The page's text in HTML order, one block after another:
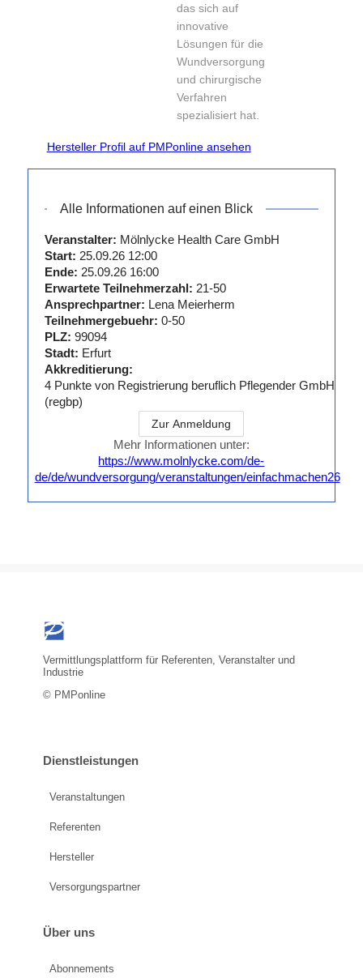
das sich auf
innovative
Lösungen für die
Wundversorgung
und chirurgische
Verfahren
spezialisiert hat.
und Lösungen
tragen zu
Behandlungsergebnissen
von klinischen
Nachweisen
gestützt. Alles
was wir tun,
Medizinische
unterstützen, ihr
Bestes zu geben
um somit eine
bestmögliche
Patienten zu
Hersteller Profil auf PMPonline ansehen
Alle Informationen auf einen Blick
Veranstalter: Mölnlycke Health Care GmbH
Start: 25.09.26 12:00
Ende: 25.09.26 16:00
Erwartete Teilnehmerzahl: 21-50
Ansprechpartner: Lena Meierherm
Teilnehmergebuehr: 0-50
PLZ: 99094
Stadt: Erfurt
Akkreditierung:
4Punkte von Registrierung beruflich Pflegender GmbH
(regbp)
Zur Anmeldung
Mehr Informationen unter:
https://www.molnlycke.com/de-
de/de/wundversorgung/veranstaltungen/einfachmachen26
Vermittlungsplattform für Referenten, Veranstalter und
Industrie
© PMPonline
Dienstleistungen
Veranstaltungen
Referenten
Hersteller
Versorgungspartner
Über uns
Abonnements